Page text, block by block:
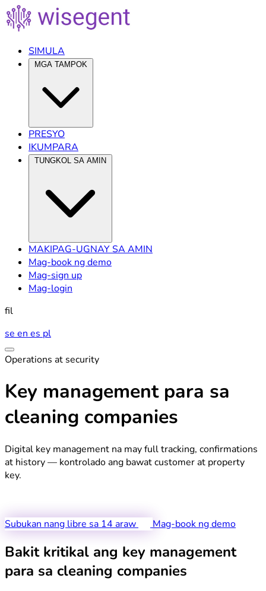
SIMULA
MGA TAMPOK
PRESYO
IKUMPARA
TUNGKOL SA AMIN
MAKIPAG-UGNAY SA AMIN
Mag-book ng demo
Mag-sign up
Mag-login
fil
se en es pl
Operations at security
Key management para sa
cleaning companies
Digital key management na may full tracking, confirmations
at history — kontrolado ang bawat customer at property
key.
Subukan nang libre sa 14 araw Mag-book ng demo
Bakit kritikal ang key management
para sa cleaning companies